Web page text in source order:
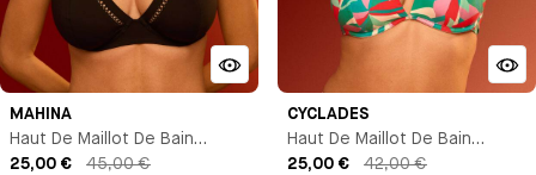
MAHINA
Haut De Maillot De Bain
Triangle Avec Armature
25,00 € 45,00 €
CYCLADES
Haut De Maillot De Bain
Triangle Avec Armature
25,00 € 42,00 €